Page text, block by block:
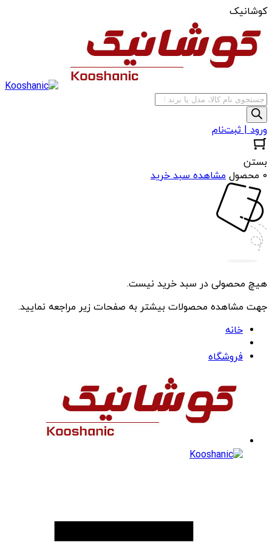
کوشانیک
جستجوی
محصولات
ورود | ثبت‌نام
بستن
0 محصول
مشاهده سبد خرید
هیچ محصولی در سبد خرید نیست.
جهت مشاهده محصولات بیشتر به صفحات زیر مراجعه نمایید.
خانه
فروشگاه